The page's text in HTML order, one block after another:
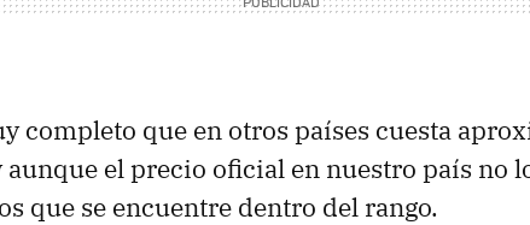
completo que en otros países cuesta
aunque el precio oficial en nuestro país no
que se encuentre dentro del rango.